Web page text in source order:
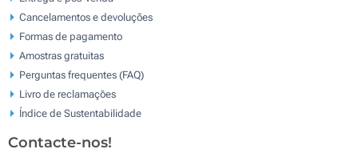
Cancelamentos e devoluções
Formas de pagamento
Amostras gratuitas
Perguntas frequentes (FAQ)
Livro de reclamaçōes
Índice de Sustentabilidade
Contacte-nos!